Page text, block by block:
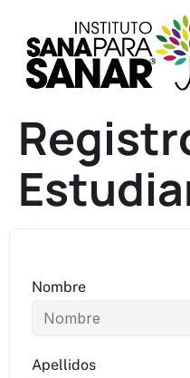
Nombre
Apellidos